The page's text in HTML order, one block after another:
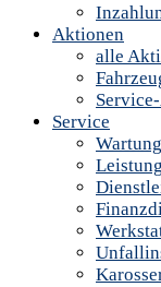
Aktionen
alle
Service